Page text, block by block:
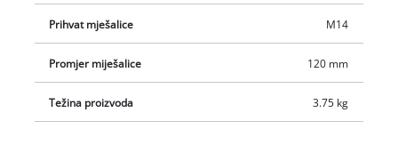
Prihvat mješalice M14
Promjer miješalice 120 mm
Težina proizvoda 3.75 kg